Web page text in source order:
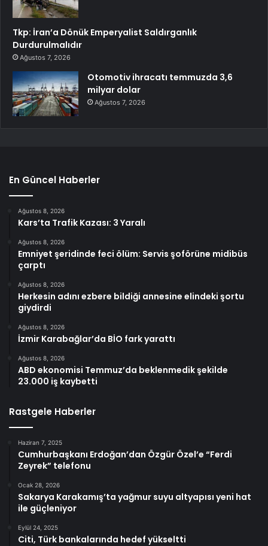
Tkp: İran’a Dönük Emperyalist Saldırganlık
Durdurulmalıdır
Ağustos 7, 2026
Otomotiv ihracatı temmuzda 3,6
milyar dolar
Ağustos 7, 2026
En Güncel Haberler
Ağustos 8, 2026
Kars’ta Trafik Kazası: 3 Yaralı
Ağustos 8, 2026
Emniyet şeridinde feci ölüm: Servis şoförüne midibüs
çarptı
Ağustos 8, 2026
Herkesin adını ezbere bildiği annesine elindeki şortu
giydirdi
Ağustos 8, 2026
İzmir Karabağlar’da BİO fark yarattı
Ağustos 8, 2026
ABD ekonomisi Temmuz’da beklenmedik şekilde
23.000 iş kaybetti
Rastgele Haberler
Haziran 7, 2025
Cumhurbaşkanı Erdoğan’dan Özgür Özel’e “Ferdi
Zeyrek” telefonu
Ocak 28, 2026
Sakarya Karakamış’ta yağmur suyu altyapısı yeni hat
ile güçleniyor
Eylül 24, 2025
Citi, Türk bankalarında hedef yükseltti